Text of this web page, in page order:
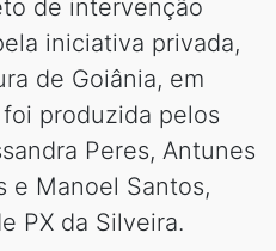
de intervenção
iniciativa privada,
de Goiânia, em
produzida pelos
Peres, Antunes
e Manoel Santos,
PX da Silveira.